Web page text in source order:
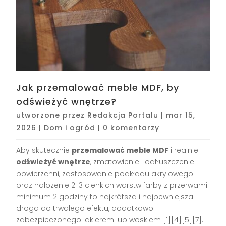
Jak przemalować meble MDF, by
odświeżyć wnętrze?
utworzone przez Redakcja Portalu | mar 15,
2026 | Dom i ogród | 0 komentarzy
Aby skutecznie przemalować meble MDF i realnie
odświeżyć wnętrze, zmatowienie i odtłuszczenie
powierzchni, zastosowanie podkładu akrylowego
oraz nałożenie 2-3 cienkich warstw farby z przerwami
minimum 2 godziny to najkrótsza i najpewniejsza
droga do trwałego efektu, dodatkowo
zabezpieczonego lakierem lub woskiem [1][4][5][7].